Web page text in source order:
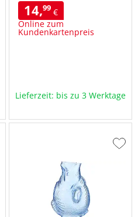
14,99€
Online zum
Kundenkartenpreis
Lieferzeit: bis zu 3 Werktage
Zur